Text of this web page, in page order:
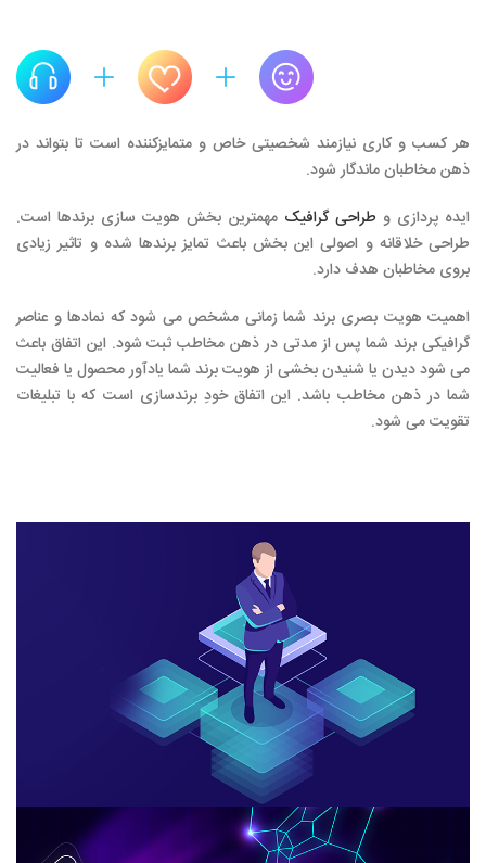
هر کسب و کاری نیازمند شخصیتی خاص و متمایزکننده است تا بتواند در
ذهن مخاطبان ماندگار شود.
ایده پردازی و طراحی گرافیک مهمترین بخش هویت سازی برندها است.
طراحی خلاقانه و اصولی این بخش باعث تمایز برندها شده و تاثیر زیادی
بروی مخاطبان هدف دارد.
اهمیت هویت بصری برند شما زمانی مشخص می شود که نمادها و عناصر
گرافیکی برند شما پس از مدتی در ذهن مخاطب ثبت شود. این اتفاق باعث
می شود دیدن یا شنیدن بخشی از هویت برند شما یادآور محصول یا فعالیت
شما در ذهن مخاطب باشد. این اتفاق خودِ برندسازی است که با تبلیغات
تقویت می شود.
مشاوره